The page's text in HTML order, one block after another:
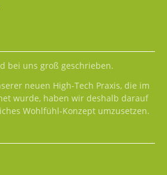
bei uns groß geschrieben.
neuen High-Tech Praxis, die im
wurde, haben wir deshalb darauf
Wohlfühl-Konzept umzusetzen.